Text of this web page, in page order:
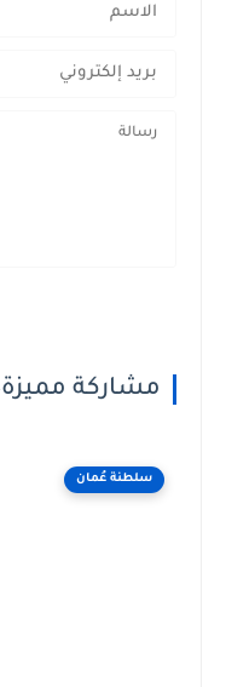
مشاركة مميزة
سلطنة عُمان